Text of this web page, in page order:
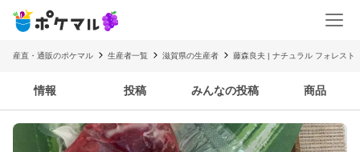
産直・通販のポケマル 生産者一覧 滋賀県の生産者 藤森良夫 | ナチュラル フォレスト
情報 投稿 みんなの投稿 商品